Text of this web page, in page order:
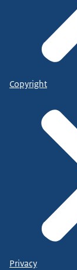
Copyright
Privacy